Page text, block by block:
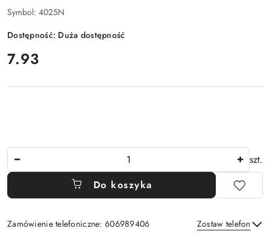
Symbol: 4025N
Dostępność: Duża dostępność
cena:
7.93
szt.
Do koszyka
Zamówienie telefoniczne: 606989406 Zostaw telefon